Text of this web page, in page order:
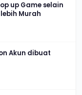
up Game selain
Murah
Akun dibuat